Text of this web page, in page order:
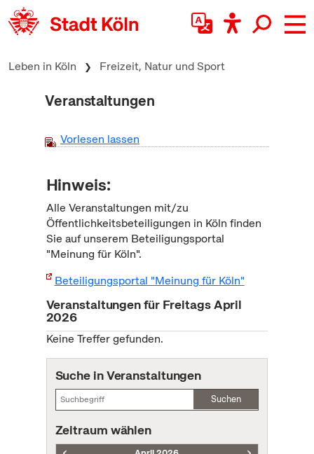
zum Inhalt springen
Leben in Köln Freizeit, Natur und Sport
Veranstaltungen
Vorlesen lassen
Hinweis:
Alle Veranstaltungen mit/zu
Öffentlichkeitsbeteiligungen in Köln finden
Sie auf unserem Beteiligungsportal
"Meinung für Köln".
Beteiligungsportal "Meinung für Köln"
Veranstaltungen für Freitags April
2026
Keine Treffer gefunden.
Suche in Veranstaltungen
Suchen
Zeitraum wählen